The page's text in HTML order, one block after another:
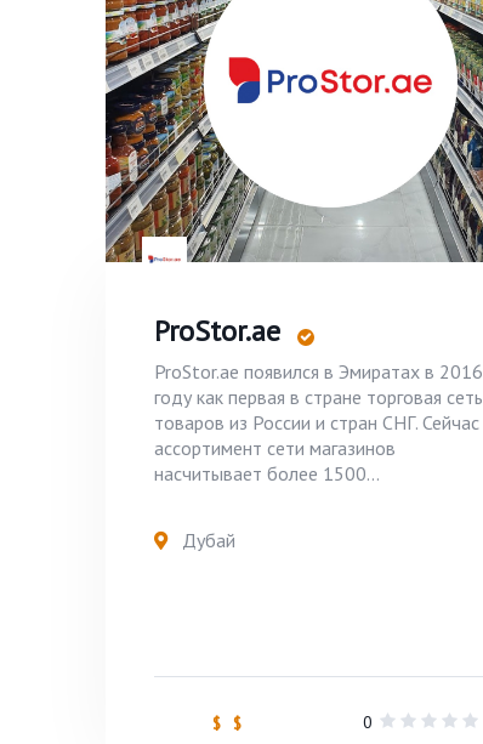
ProStor.ae
ProStor.ae появился в Эмиратах в 2016
году как первая в стране торговая сеть
товаров из России и стран СНГ. Сейчас
ассортимент сети магазинов
насчитывает более 1500...
Дубай
$ $ 0